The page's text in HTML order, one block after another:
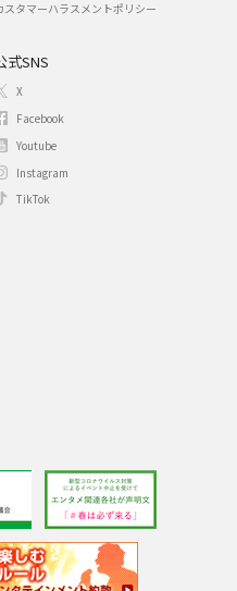
スタマーハラスメントポリシー
式SNS
X
Facebook
Youtube
Instagram
TikTok